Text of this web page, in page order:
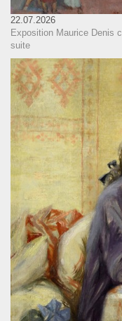
22.07.2026
Exposition Maurice Denis
suite